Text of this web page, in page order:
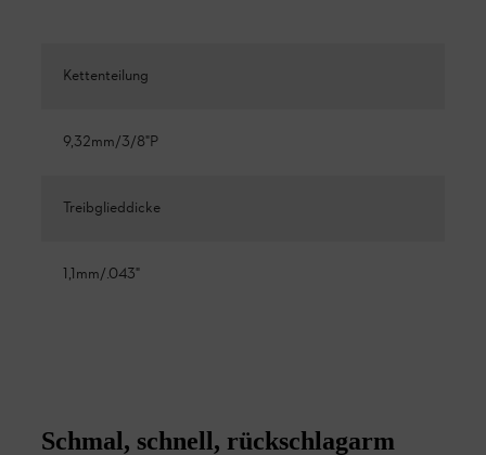
Kettenteilung
9,32mm/3/8"P
Treibglieddicke
1,1mm/.043"
Schmal, schnell, rückschlagarm